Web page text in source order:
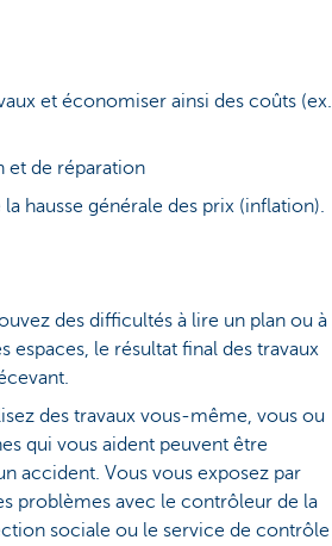
et économiser ainsi des coûts (ex.
et de réparation
hausse générale des prix (inflation).
des difficultés à lire un plan ou à
espaces, le résultat final des travaux
des travaux vous-même, vous ou
qui vous aident peuvent être
accident. Vous vous exposez par
problèmes avec le contrôleur de la
sociale ou le service de contrôle